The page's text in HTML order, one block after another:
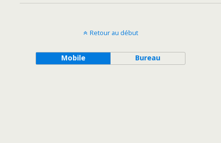
Retour au début
Mobile Bureau